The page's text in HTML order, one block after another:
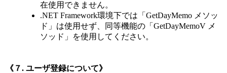
在使用できません。
.NET Framework環境下では「GetDayMemo メソッ
ド」は使用せず、同等機能の「GetDayMemoV メ
ソッド」を使用してください。
《７. ユーザ登録について》